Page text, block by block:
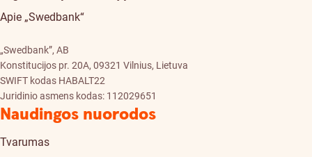
Apie „Swedbank“
„Swedbank”, AB
Konstitucijos pr. 20A, 09321 Vilnius, Lietuva
SWIFT kodas HABALT22
Juridinio asmens kodas: 112029651
Naudingos nuorodos
Tvarumas